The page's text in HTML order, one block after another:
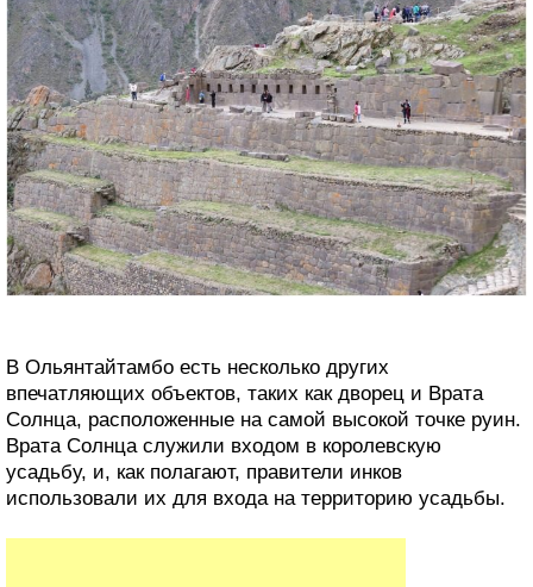
В Ольянтайтамбо есть несколько других
впечатляющих объектов, таких как дворец и Врата
Солнца, расположенные на самой высокой точке руин.
Врата Солнца служили входом в королевскую
усадьбу, и, как полагают, правители инков
использовали их для входа на территорию усадьбы.